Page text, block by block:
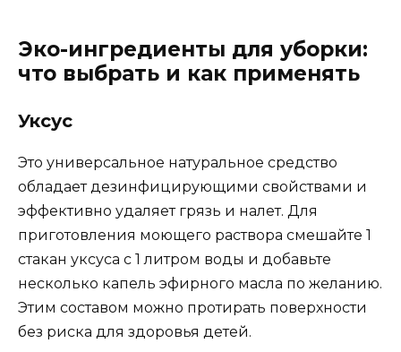
Эко-ингредиенты для уборки:
что выбрать и как применять
Уксус
Это универсальное натуральное средство
обладает дезинфицирующими свойствами и
эффективно удаляет грязь и налет. Для
приготовления моющего раствора смешайте 1
стакан уксуса с 1 литром воды и добавьте
несколько капель эфирного масла по желанию.
Этим составом можно протирать поверхности
без риска для здоровья детей.